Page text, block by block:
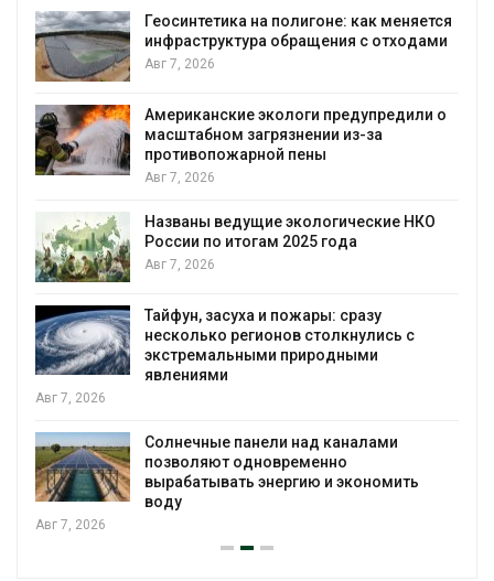
Геосинтетика на полигоне: как меняется
инфраструктура обращения с отходами
Авг 7, 2026
Американские экологи предупредили о
масштабном загрязнении из-за
противопожарной пены
Авг 7, 2026
Названы ведущие экологические НКО
России по итогам 2025 года
Авг 7, 2026
Тайфун, засуха и пожары: сразу
несколько регионов столкнулись с
экстремальными природными
явлениями
Авг 7, 2026
Солнечные панели над каналами
позволяют одновременно
вырабатывать энергию и экономить
воду
Авг 7, 2026